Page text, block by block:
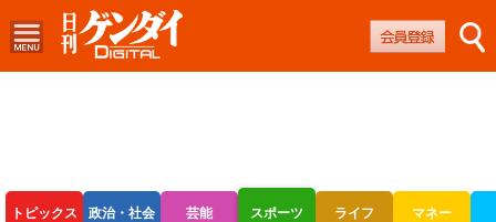
トピックス 政治・社会 芸能 スポーツ ライフ マネー